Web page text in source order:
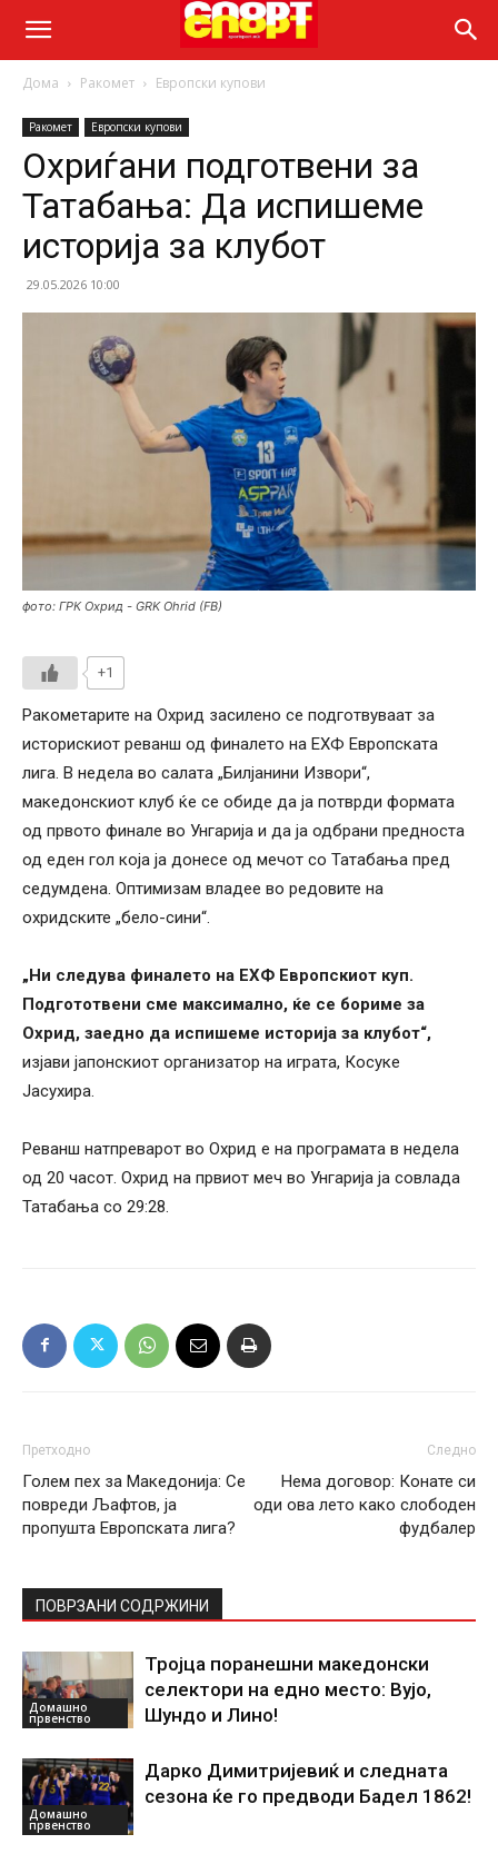
Дома Ракомет Европски купови
Ракомет Европски купови
Охриѓани подготвени за
Татабања: Да испишеме
историја за клубот
29.05.2026 10:00
фото: ГРК Охрид - GRK Ohrid (FB)
+1
Ракометарите на Охрид засилено се подготвуваат за
историскиот реванш од финалето на ЕХФ Европската
лига. В недела во салата „Билјанини Извори“,
македонскиот клуб ќе се обиде да ја потврди формата
од првото финале во Унгарија и да ја одбрани предноста
од еден гол која ја донесе од мечот со Татабања пред
седумдена. Оптимизам владее во редовите на
охридските „бело-сини“.
„Ни следува финалето на ЕХФ Европскиот куп.
Подгототвени сме максимално, ќе се бориме за
Охрид, заедно да испишеме историја за клубот“,
изјави јапонскиот организатор на играта, Косуке
Јасухира.
Реванш натпреварот во Охрид е на програмата в недела
од 20 часот. Охрид на првиот меч во Унгарија ја совлада
Татабања со 29:28.
Претходно
Голем пех за Македонија: Се
повреди Љафтов, ја
пропушта Европската лига?
Следно
Нема договор: Конате си
оди ова лето како слободен
фудбалер
ПОВРЗАНИ СОДРЖИНИ
Домашно
првенство
Тројца поранешни македонски
селектори на едно место: Вујо,
Шундо и Лино!
Домашно
првенство
Дарко Димитријевиќ и следната
сезона ќе го предводи Бадел 1862!